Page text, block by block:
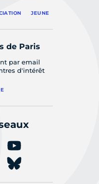
JEUNE
de Paris
par email
d'intérêt